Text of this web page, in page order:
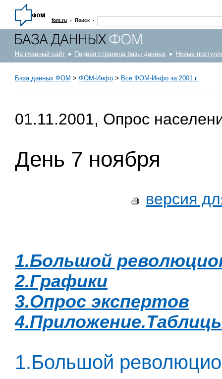
fom.ru · Поиск ·
На главный сайт Первая страница базы данных Новые
База данных ФОМ > ФOM-Инфо > Все ФОМ-Инфо за 2001 г.
01.11.2001, Опрос
День 7 ноября
версия
1.Большой
2.Графики
3.Опрос экспертов
1.Большой